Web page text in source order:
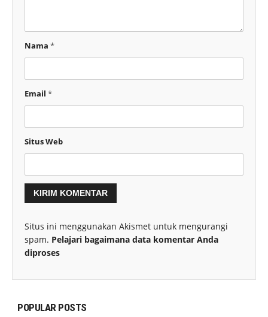
Nama *
Email *
Situs Web
Situs ini menggunakan Akismet untuk mengurangi
spam. Pelajari bagaimana data komentar Anda
diproses
POPULAR POSTS